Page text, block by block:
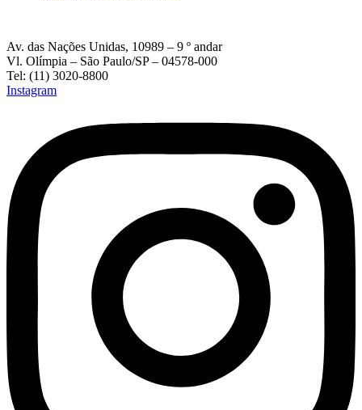
Av. das Nações Unidas, 10989 – 9 º andar
Vl. Olímpia – São Paulo/SP – 04578-000
Tel: (11) 3020-8800
Instagram